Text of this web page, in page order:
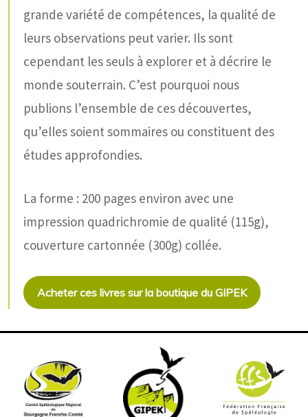
grande variété de compétences, la qualité de
leurs observations peut varier. Ils sont
cependant les seuls à explorer et à décrire le
monde souterrain. C’est pourquoi nous
publions l’ensemble de ces découvertes,
qu’elles soient sommaires ou constituent des
études approfondies.
La forme : 200 pages environ avec une
impression quadrichromie de qualité (115g),
couverture cartonnée (300g) collée.
Acheter ces livres sur la boutique du GIPEK